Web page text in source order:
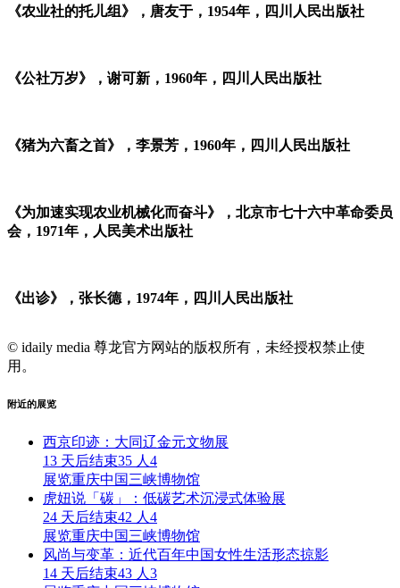
《农业社的托儿组》，唐友于，1954年，四川人民出版社
《公社万岁》，谢可新，1960年，四川人民出版社
《猪为六畜之首》，李景芳，1960年，四川人民出版社
《为加速实现农业机械化而奋斗》，北京市七十六中革命委员
会，1971年，人民美术出版社
《出诊》，张长德，1974年，四川人民出版社
© idaily media 尊龙官方网站的版权所有，未经授权禁止使
用。
附近的展览
西京印迹：大同辽金元文物展
13 天后结束35 人 4
展览重庆中国三峡博物馆
虎妞说「碳」：低碳艺术沉浸式体验展
24 天后结束42 人 4
展览重庆中国三峡博物馆
风尚与变革：近代百年中国女性生活形态掠影
14 天后结束43 人 3